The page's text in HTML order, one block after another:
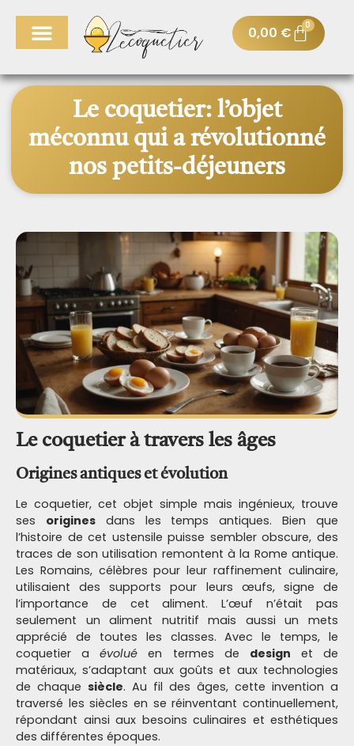
0,00 € 0
Le coquetier: l’objet
méconnu qui a révolutionné
nos petits-déjeuners
Le coquetier à travers les âges
Origines antiques et évolution
Le coquetier, cet objet simple mais ingénieux, trouve
ses originesdans les temps antiques. Bien que
l’histoire de cet ustensile puisse sembler obscure, des
traces de son utilisation remontent à la Rome antique.
Les Romains, célèbres pour leur raffinement culinaire,
utilisaient des supports pour leurs œufs, signe de
l’importance de cet aliment. L’œuf n’était pas
seulement un aliment nutritif mais aussi un mets
apprécié de toutes les classes. Avec le temps, le
coquetier aévolué en termes de design et de
matériaux, s’adaptant aux goûts et aux technologies
de chaque siècle. Au fil des âges, cette invention a
traversé les siècles en se réinventant continuellement,
répondant ainsi aux besoins culinaires et esthétiques
des différentes époques.